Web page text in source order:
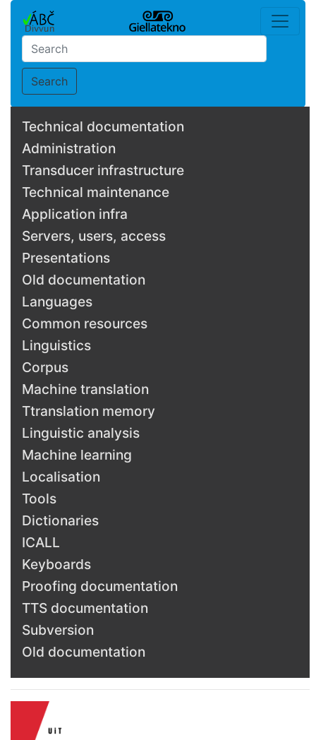
Search
Technical documentation
Administration
Transducer infrastructure
Technical maintenance
Application infra
Servers, users, access
Presentations
Old documentation
Languages
Common resources
Linguistics
Corpus
Machine translation
Ttranslation memory
Linguistic analysis
Machine learning
Localisation
Tools
Dictionaries
ICALL
Keyboards
Proofing documentation
TTS documentation
Subversion
Old documentation